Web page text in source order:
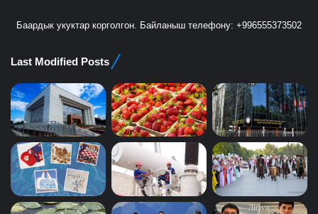
Баардык укуктар корголгон. Байланыш телефону: +996555373502
Last Modified Posts